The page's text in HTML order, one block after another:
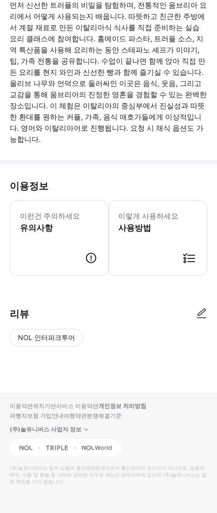
먼저 신선한 트러플의 비밀을 탐험하며, 전통적인 움브리아 요
리에서 어떻게 사용되는지 배웁니다. 따뜻하고 친근한 주방에
서 계절 재료로 만든 이탈리아식 식사를 직접 준비하는 실습
요리 클래스에 참여합니다. 홈메이드 파스타, 트러플 소스, 지
역 특산품을 사용해 요리하는 동안 스테파노 셰프가 이야기,
팁, 가족 전통을 공유합니다. 수업이 끝나면 함께 앉아 직접 만
든 요리를 현지 와인과 신선한 빵과 함께 즐기실 수 있습니다.
올리브 나무와 언덕으로 둘러싸인 이곳은 음식, 웃음, 그리고
교감을 통해 움브리아의 진정한 영혼을 경험할 수 있는 완벽한
장소입니다. 이 체험은 이탈리아의 중심부에서 진실성과 따뜻
한 환대를 원하는 커플, 가족, 음식 애호가들에게 이상적입니
다. 영어와 이탈리아어로 진행됩니다. 요청 시 채식 옵션도 가
능합니다.
이용정보
이런건 주의하세요
유의사항
편안한 폐쇄형 신발, 식욕과 호기심! *
이렇게 사용하세요
사용방법
리뷰
NOL 인터파크투어
입니
다.
높
은
순
동
영
상
순
상
이용약관위치기반서비스 이용약관개인정보 처리방침
여행자보험 가입안내여행약관분쟁해결기준
(주)놀유니버스 사업자 정보
NOL Triple Interpark Global
(주)놀유니버스는 일부 상품의 통신판매중개자로서 통신판매의 당사자가 아니므로, 상품의
예약, 이용 및 환불 등 거래와 관련된 의무와 책임은 판매자에게 있으며 (주)놀유니버스는 일
체 책임을 지지 않습니다.